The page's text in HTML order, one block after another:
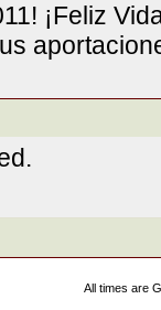
¡Feliz
All times are